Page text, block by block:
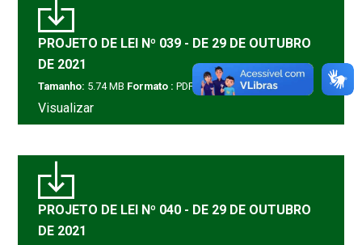
PROJETO DE LEI Nº 039 - DE 29 DE OUTUBRO
DE 2021
Tamanho: 5.74 MB Formato : PDF
Visualizar
PROJETO DE LEI Nº 040 - DE 29 DE OUTUBRO
DE 2021